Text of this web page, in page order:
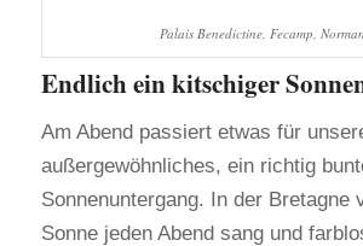
Palais Benedictine, Fecamp,
Endlich ein kitschiger
Am Abend passiert etwas für
außergewöhnliches, ein richtig
Sonnenuntergang. In der Bretagne
Sonne jeden Abend sang und